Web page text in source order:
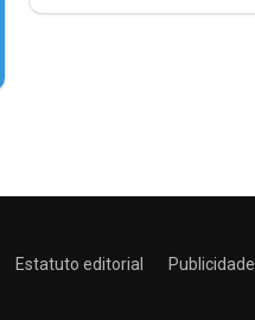
Estatuto editorial Publicidade